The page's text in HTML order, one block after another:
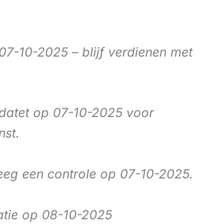
10-2025 – blijf verdienen met
op 07-10-2025 voor
een controle op 07-10-2025.
op 08-10-2025